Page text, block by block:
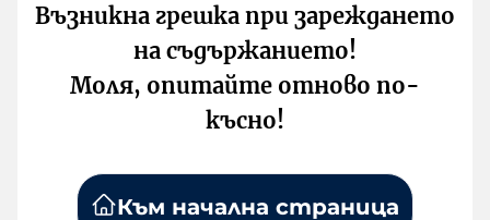
Възникна грешка при зареждането
на съдържанието!
Моля, опитайте отново по-
късно!
Към начална страница